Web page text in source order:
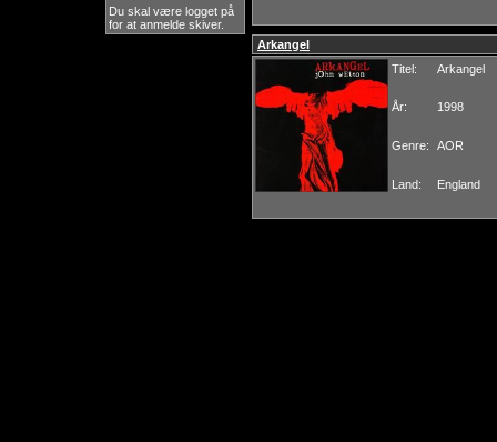
Du skal være logget på
for at anmelde skiver.
Arkangel
Titel:
Arkangel
År: 1998
Genre: AOR
Land: England